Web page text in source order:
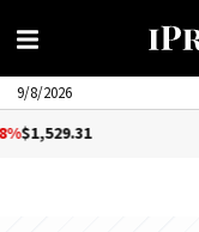
9/8/2026